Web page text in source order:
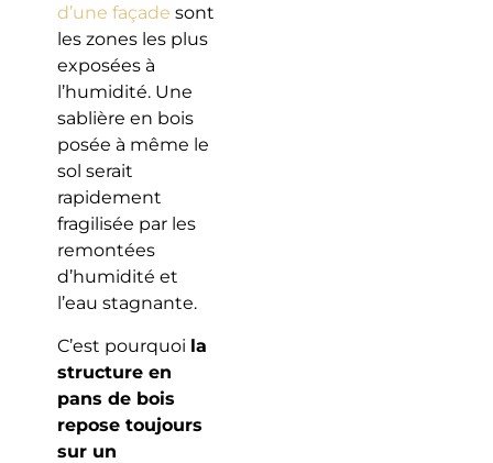
d’une façade sont
les zones les plus
exposées à
l’humidité. Une
sablière en bois
posée à même le
sol serait
rapidement
fragilisée par les
remontées
d’humidité et
l’eau stagnante.
C’est pourquoi la
structure en
pans de bois
repose toujours
sur un